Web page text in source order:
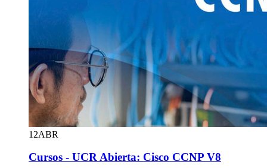
12ABR
Cursos - UCR Abierta: Cisco CCNP V8